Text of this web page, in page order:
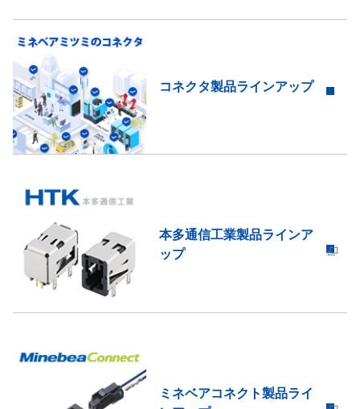
コネクタ製品ラインアップ
本多通信工業製品ラインア
ップ
ミネベアコネクト製品ライ